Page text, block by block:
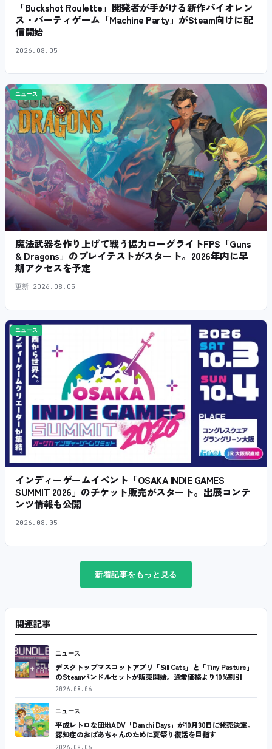
「Buckshot Roulette」開発者が手がける新作バイオレン
ス・パーティゲーム「Machine Party」がSteam向けに配
信開始
2026.08.05
ニュース
魔法武器を作り上げて戦う協力ローグライトFPS「Guns
& Dragons」のプレイテストがスタート。2026年内に早
期アクセスを予定
更新 2026.08.05
ニュース
インディーゲームイベント「OSAKA INDIE GAMES
SUMMIT 2026」のチケット販売がスタート。出展コンテ
ンツ情報も公開
2026.08.05
新着記事をもっと見る
関連記事
ニュース
デスクトップマスコットアプリ「Sill Cats」と「Tiny Pasture」
のSteamバンドルセットが販売開始。通常価格より10%割引
2026.08.06
ニュース
平成レトロな団地ADV「Danchi Days」が10月30日に発売決定。
認知症のおばあちゃんのために夏祭り復活を目指す
2026.08.06